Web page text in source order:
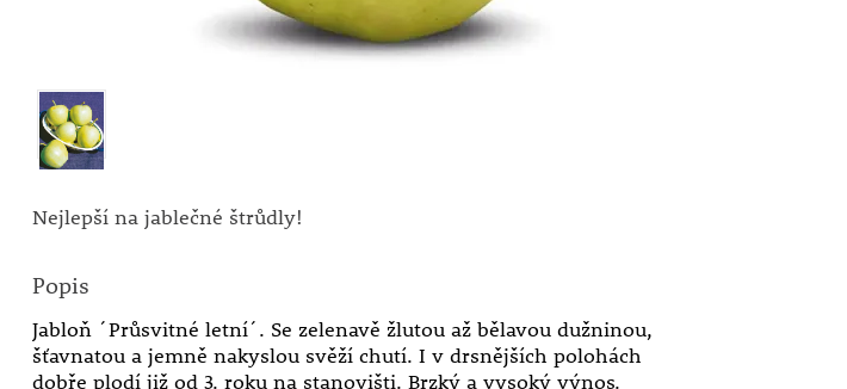
Nejlepší na jablečné štrůdly!
Popis
Jabloň ´Průsvitné letní´. Se zelenavě žlutou až bělavou dužninou,
šťavnatou a jemně nakyslou svěží chutí. I v drsnějších polohách
dobře plodí již od 3. roku na stanovišti. Brzký a vysoký výnos.